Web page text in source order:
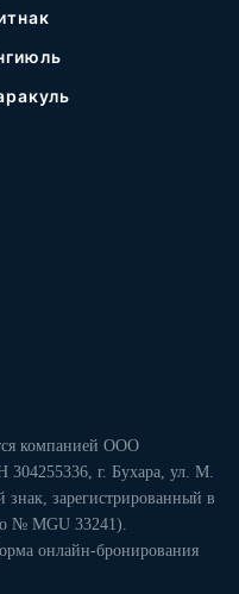
компанией ООО
г. Бухара, ул. М.
зарегистрированный в
№ MGU 33241).
онлайн-бронирования